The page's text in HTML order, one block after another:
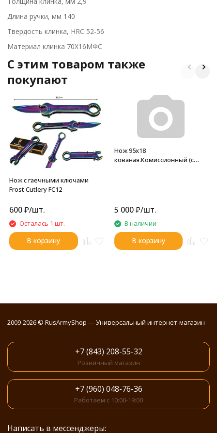
Длина ручки, мм 140
Твердость клинка, HRC 52-56
Материал клинка 70Х16МФС
C этим товаром также
покупают
Нож с гаечными ключами
Frost Cutlery FC12
600₽/шт.
Осталась 1 шт.
В корзину
Нож 95х18
кованая.Комиссионный (с
5 000 ₽/шт.
В наличии
В корзину
2009-2026 © RusArmyShop — Универсальный интернет-магазин
+7 (843) 208-55-32
Розничный магазин
+7 (960) 048-76-36
Работаем с 10:00-19:00
Написать в мессенджеры: